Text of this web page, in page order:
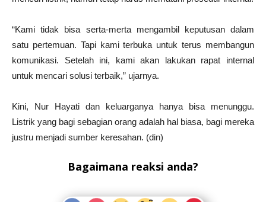
“Kami tidak bisa serta-merta mengambil keputusan dalam
satu pertemuan. Tapi kami terbuka untuk terus membangun
komunikasi. Setelah ini, kami akan lakukan rapat internal
untuk mencari solusi terbaik,” ujarnya.
Kini, Nur Hayati dan keluarganya hanya bisa menunggu.
Listrik yang bagi sebagian orang adalah hal biasa, bagi mereka
justru menjadi sumber keresahan. (din)
Bagaimana reaksi anda?